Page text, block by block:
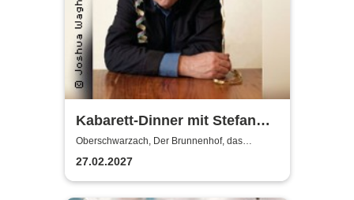
Kabarett-Dinner mit Stefan
Waghubinger - Früher waren
weniger Kerzen
Oberschwarzach, Der Brunnenhof, das
fränkische Landgasthaus
27.02.2027